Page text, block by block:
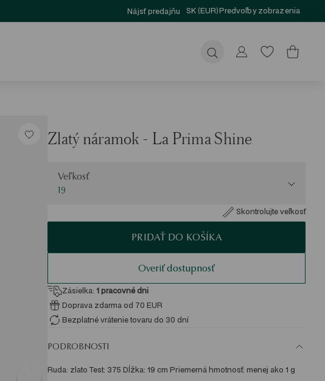
Nájsť predajňu SK (EUR)Predvoľby zobrazenia
Odoslať
Zlatý náramok - La Prima Shine
Veľkosť
19
Skontrolujte veľkosť
PRIDAŤ DO KOŠÍKA
Overiť dostupnosť
Zásielka: 1 pracovné dni
Doprava zdarma od 70 EUR
Bezplatné vrátenie tovaru do 30 dní
PODROBNOSTI
Ruda: zlato Test: 375 Dĺžka: 19 cm Priemerná hmotnosť: menej ako 1 g